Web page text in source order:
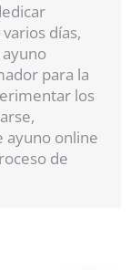
días,
para la
los
ayuno online
de